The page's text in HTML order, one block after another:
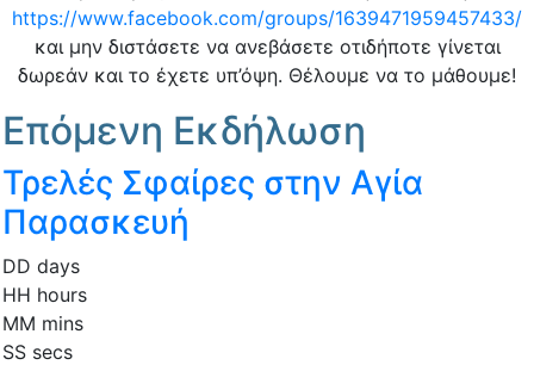
https://www.facebook.com/groups/1639471959457433/
και μην διστάσετε να ανεβάσετε οτιδήποτε γίνεται
δωρεάν και το έχετε υπ’όψη. Θέλουμε να το μάθουμε!
Επόμενη Εκδήλωση
Τρελές Σφαίρες στην Αγία
Παρασκευή
DD days
HH hours
MM mins
SS secs